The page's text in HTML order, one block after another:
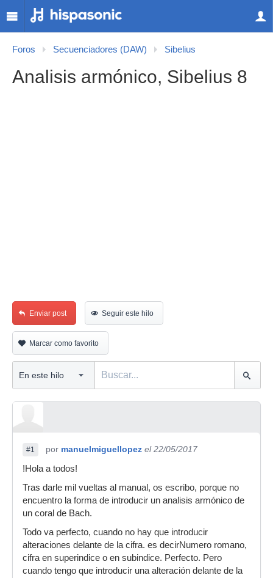
Foros Secuenciadores (DAW) Sibelius
Analisis armónico, Sibelius 8
Enviar post Seguir este hilo
Marcar como favorito
#1 por manuelmiguellopez el 22/05/2017
!Hola a todos!
Tras darle mil vueltas al manual, os escribo, porque no
encuentro la forma de introducir un analisis armónico de
un coral de Bach.
Todo va perfecto, cuando no hay que introducir
alteraciones delante de la cifra. es decirNumero romano,
cifra en superindice o en subindice. Perfecto. Pero
cuando tengo que introducir una alteración delante de la